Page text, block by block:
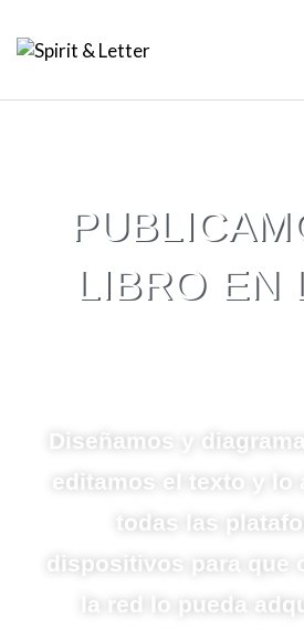
LIBRO EN
Diseñamos y
editamos el texto y lo
todas las
dispositivos para que
la red lo pueda